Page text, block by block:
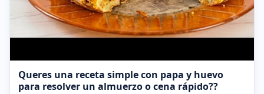
Queres una receta simple con papa y huevo
para resolver un almuerzo o cena rápido??